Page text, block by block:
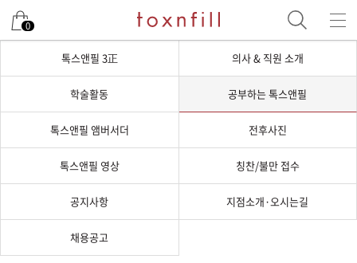
0
톡스앤필 3正 의사 & 직원 소개
학술활동 공부하는 톡스앤필
톡스앤필 앰버서더 전후사진
톡스앤필 영상 칭찬/불만 접수
공지사항 지점소개·오시는길
채용공고